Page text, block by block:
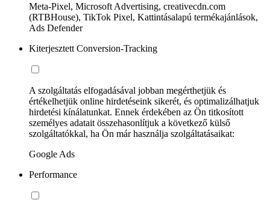
Meta-Pixel, Microsoft Advertising, creativecdn.com
(RTBHouse), TikTok Pixel, Kattintásalapú termékajánlások,
Ads Defender
Kiterjesztett Conversion-Tracking
A szolgáltatás elfogadásával jobban megérthetjük és
értékelhetjük online hirdetéseink sikerét, és optimalizálhatjuk
hirdetési kínálatunkat. Ennek érdekében az Ön titkosított
személyes adatait összehasonlítjuk a következő külső
szolgáltatókkal, ha Ön már használja szolgáltatásaikat:
Google Ads
Performance